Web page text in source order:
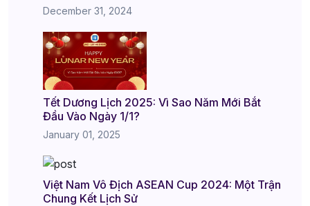
December 31, 2024
Tết Dương Lịch 2025: Vì Sao Năm Mới Bắt
Đầu Vào Ngày 1/1?
January 01, 2025
Việt Nam Vô Địch ASEAN Cup 2024: Một Trận
Chung Kết Lịch Sử